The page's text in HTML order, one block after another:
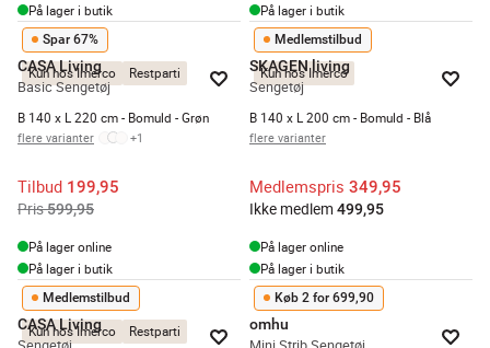
På lager i butik
På lager i butik
Kun hos Imerco Restparti
Spar 67%
CASA Living
Basic Sengetøj
B 140 x L 220 cm - Bomuld - Grøn
flere varianter +1
Tilbud 199,95
Pris599,95
På lager online
På lager i butik
Kun hos Imerco
Medlemstilbud
SKAGEN living
Sengetøj
B 140 x L 200 cm - Bomuld - Blå
flere varianter
Medlemspris 349,95
Ikke medlem 499,95
På lager online
På lager i butik
Kun hos Imerco Restparti
Medlemstilbud
CASA Living
Køb 2 for 699,90
omhu